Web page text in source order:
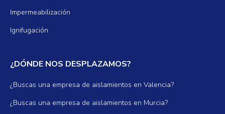
Impermeabilización
Ignifugación
¿DÓNDE NOS DESPLAZAMOS?
¿Buscas una empresa de aislamientos en Valencia?
¿Buscas una empresa de aislamientos en Murcia?